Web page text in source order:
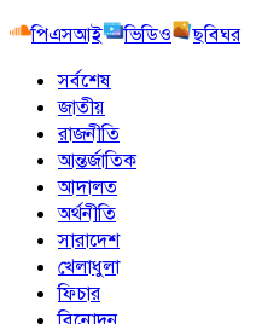
পিএসআই
ভিডিও
ছবিঘর
সর্বশেষ
জাতীয়
রাজনীতি
আন্তর্জাতিক
আদালত
অর্থনীতি
সারাদেশ
খেলাধুলা
ফিচার